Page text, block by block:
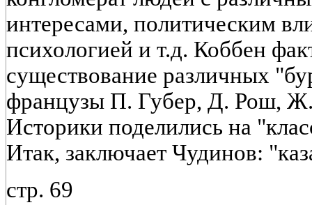
интересами, политическим
психологией и т.д. Коббен
существование различных
французы П. Губер, Д. Рош,
Историки поделились на
Итак, заключает Чудинов:
стр. 69